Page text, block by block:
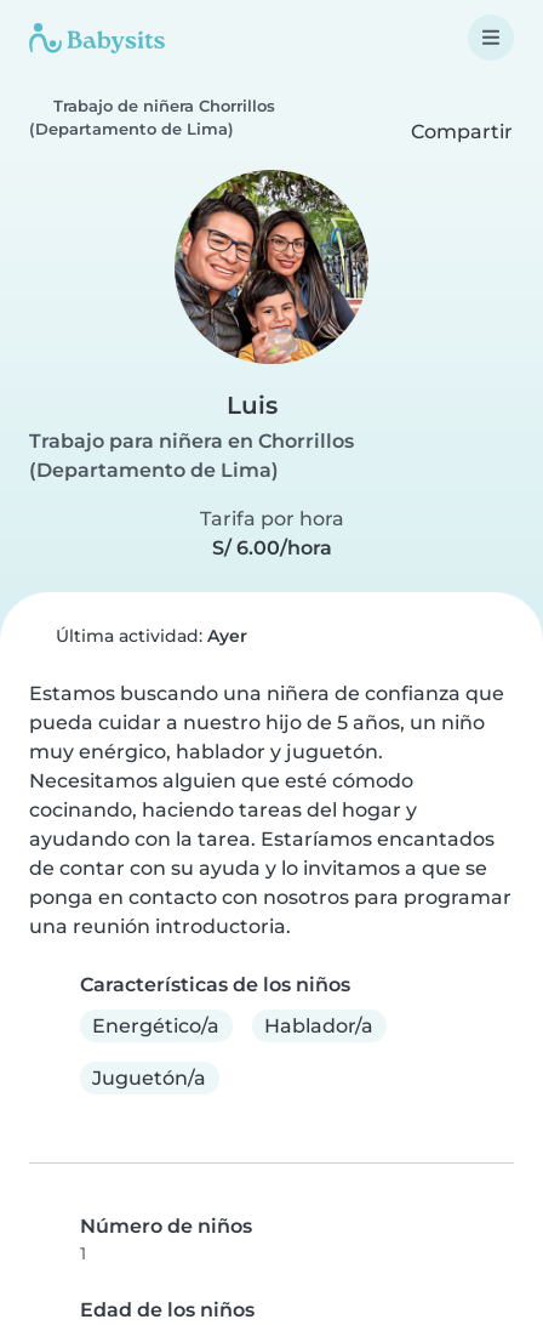
Trabajo de niñera Chorrillos
(Departamento de Lima)
Compartir
Luis
Trabajo para niñera en Chorrillos
(Departamento de Lima)
Tarifa por hora
S/ 6.00/hora
Última actividad: Ayer
Estamos buscando una niñera de confianza que
pueda cuidar a nuestro hijo de 5 años, un niño
muy enérgico, hablador y juguetón.
Necesitamos alguien que esté cómodo
cocinando, haciendo tareas del hogar y
ayudando con la tarea. Estaríamos encantados
de contar con su ayuda y lo invitamos a que se
ponga en contacto con nosotros para programar
una reunión introductoria.
Características de los niños
Energético/a
Hablador/a
Juguetón/a
Número de niños
1
Edad de los niños